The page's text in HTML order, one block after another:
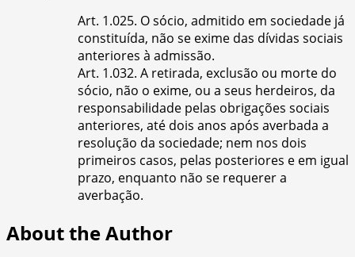
Art. 1.025. O sócio, admitido em sociedade já
constituída, não se exime das dívidas sociais
anteriores à admissão.
Art. 1.032. A retirada, exclusão ou morte do
sócio, não o exime, ou a seus herdeiros, da
responsabilidade pelas obrigações sociais
anteriores, até dois anos após averbada a
resolução da sociedade; nem nos dois
primeiros casos, pelas posteriores e em igual
prazo, enquanto não se requerer a
averbação.
About the Author